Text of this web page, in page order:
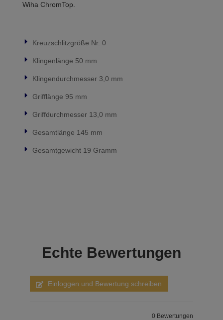
Wiha ChromTop.
Kreuzschlitzgröße Nr. 0
Klingenlänge 50 mm
Klingendurchmesser 3,0 mm
Grifflänge 95 mm
Griffdurchmesser 13,0 mm
Gesamtlänge 145 mm
Gesamtgewicht 19 Gramm
Echte Bewertungen
Einloggen und Bewertung schreiben
0 Bewertungen